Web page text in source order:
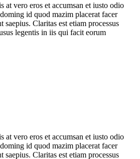
vero eros et accumsan et iusto odio
id quod mazim placerat facer
Claritas est etiam processus
legentis in iis qui facit eorum
vero eros et accumsan et iusto odio
id quod mazim placerat facer
Claritas est etiam processus